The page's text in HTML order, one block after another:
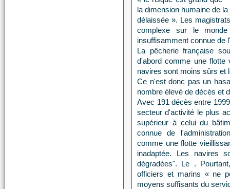
la dimension humaine de
délaissée ». Les
complexe sur le
insuffisamment connue de
La pêcherie française
d'abord comme une flotte
navires sont moins sûrs et
Ce n'est donc pas un
nombre élevé de décès et
Avec 191 décès entre
secteur d'activité le plus
supérieur à celui du
connue de
comme une flotte
inadaptée. Les navires
dégradées". Le .
officiers et marins « ne
moyens suffisants du